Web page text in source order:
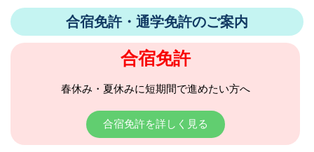
合宿免許・通学免許のご案内
合宿免許
春休み・夏休みに短期間で進めたい方へ
合宿免許を詳しく見る